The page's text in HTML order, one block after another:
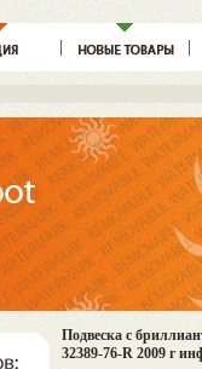
Подвеска с
32389-76-R 2009 г